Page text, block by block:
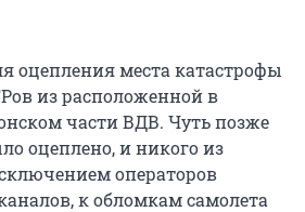
оцепления места катастрофы
из расположенной в
части ВДВ. Чуть позже
оцеплено, и никого из
операторов
к обломкам самолета